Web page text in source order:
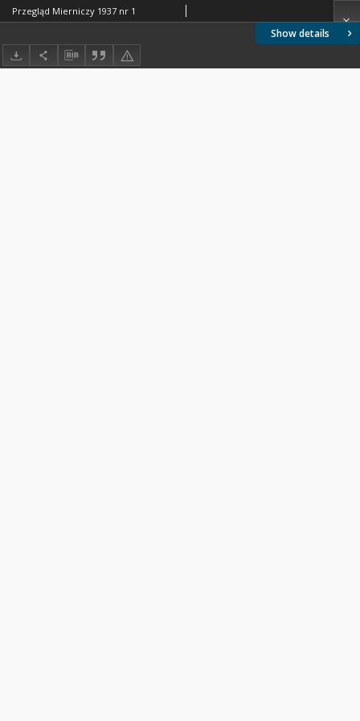
Show details
Przegląd Mierniczy 1937 nr 1